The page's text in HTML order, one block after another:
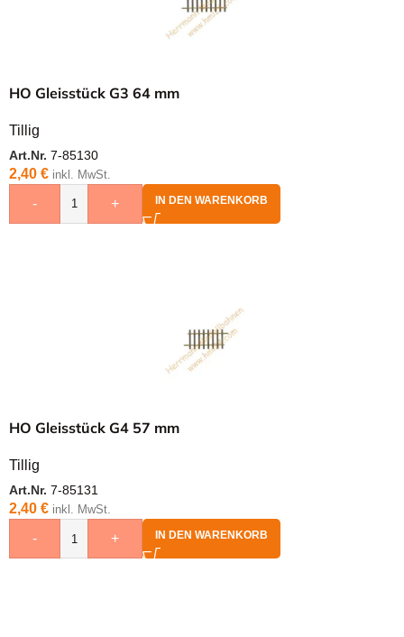
HO Gleisstück G3 64 mm
Tillig
Art.Nr. 7-85130
2,40 € inkl. MwSt.
- + IN DEN WARENKORB
HO Gleisstück G4 57 mm
Tillig
Art.Nr. 7-85131
2,40 € inkl. MwSt.
- + IN DEN WARENKORB